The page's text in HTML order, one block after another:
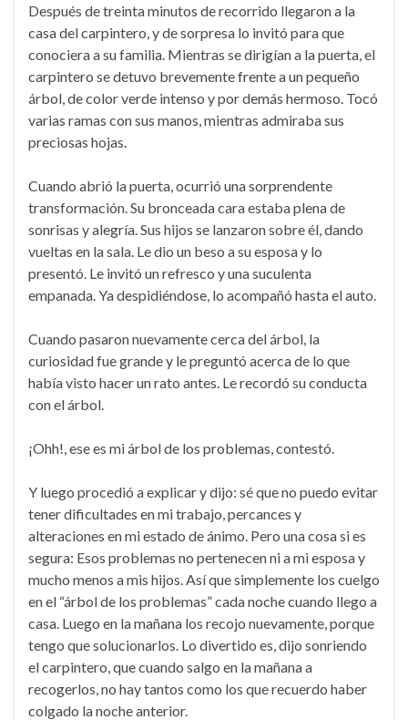
Después de treinta minutos de recorrido llegaron a la
casa del carpintero, y de sorpresa lo invitó para que
conociera a su familia. Mientras se dirigían a la puerta, el
carpintero se detuvo brevemente frente a un pequeño
árbol, de color verde intenso y por demás hermoso. Tocó
varias ramas con sus manos, mientras admiraba sus
preciosas hojas.
Cuando abrió la puerta, ocurrió una sorprendente
transformación. Su bronceada cara estaba plena de
sonrisas y alegría. Sus hijos se lanzaron sobre él, dando
vueltas en la sala. Le dio un beso a su esposa y lo
presentó. Le invitó un refresco y una suculenta
empanada. Ya despidiéndose, lo acompañó hasta el auto.
Cuando pasaron nuevamente cerca del árbol, la
curiosidad fue grande y le preguntó acerca de lo que
había visto hacer un rato antes. Le recordó su conducta
con el árbol.
¡Ohh!, ese es mi árbol de los problemas, contestó.
Y luego procedió a explicar y dijo: sé que no puedo evitar
tener dificultades en mi trabajo, percances y
alteraciones en mi estado de ánimo. Pero una cosa si es
segura: Esos problemas no pertenecen ni a mi esposa y
mucho menos a mis hijos. Así que simplemente los cuelgo
en el “árbol de los problemas” cada noche cuando llego a
casa. Luego en la mañana los recojo nuevamente, porque
tengo que solucionarlos. Lo divertido es, dijo sonriendo
el carpintero, que cuando salgo en la mañana a
recogerlos, no hay tantos como los que recuerdo haber
colgado la noche anterior.